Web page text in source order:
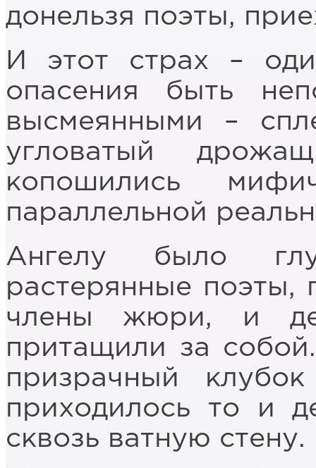
донельзя поэты,
И этот страх –
опасения быть
высмеянными –
угловатый
копошились
параллельной
Ангелу было
растерянные поэты,
члены жюри, и
притащили за
призрачный
приходилось то и
сквозь ватную стену.